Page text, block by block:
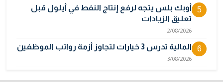
5
أوبك بلس يتجه لرفع إنتاج النفط في أيلول قبل
تعليق الزيادات
2/08/2026
6 المالية تدرس 3 خيارات لتجاوز أزمة رواتب الموظفين
3/08/2026